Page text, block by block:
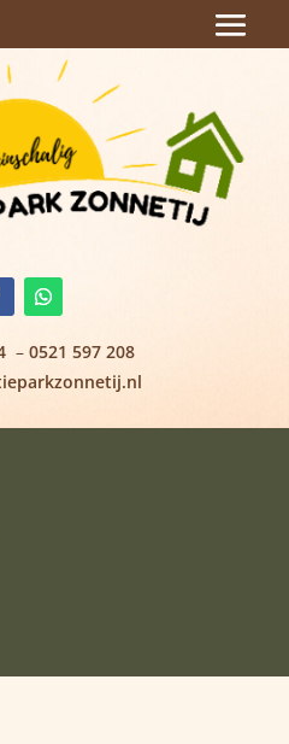
– 0521 597 208